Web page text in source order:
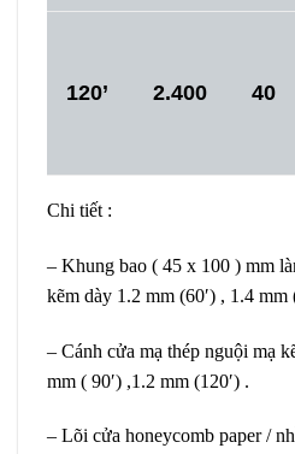
120’ 2.400 40
Chi tiết :
– Khung bao ( 45 x 100 ) mm
kẽm dày 1.2 mm (60′) , 1.4 mm
– Cánh cửa mạ thép nguội mạ
mm ( 90′) ,1.2 mm (120′) .
– Lõi cửa honeycomb paper /